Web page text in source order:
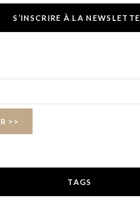
e w t
S’INSCRIRE À LA
TAGS